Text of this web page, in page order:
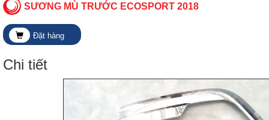
SƯƠNG MÙ TRƯỚC ECOSPORT 2018
Đặt hàng
Chi tiết